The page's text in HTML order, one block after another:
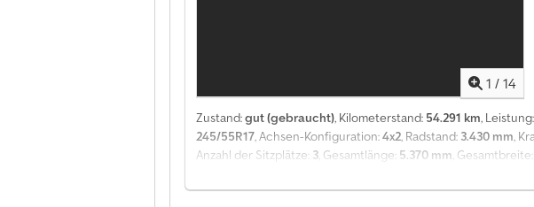
VA2 Innenverkleidung Laderaum bis Dachhöhe (Holz)
Weiteres:!! Leasing/Finanzierung und Inzahlungnahme
1 /14
Zustand:gut (gebraucht), Kilometerstand: 54.291 km, Leistung:
245/55R17 , Achsen-Konfiguration:4x2 , Radstand: 3.430 mm ,
Anzahl der Sitzplätze: 3 , Gesamtlänge: 5.370 mm , Gesamtbreite:
Tempomat, Traktionskontrolle, Zentralverriegelung,